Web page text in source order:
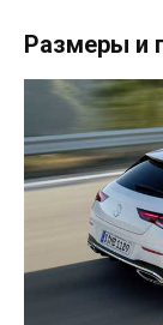
Размеры и